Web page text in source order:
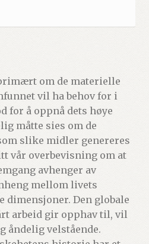
om de materielle
vil ha behov for i
for å oppnå dets høye
måtte sies om de
slike midler genereres
vår overbevisning om at
avhenger av
mellom livets
dimensjoner. Den globale
arbeid gir opphav til, vil
åndelig velstående.